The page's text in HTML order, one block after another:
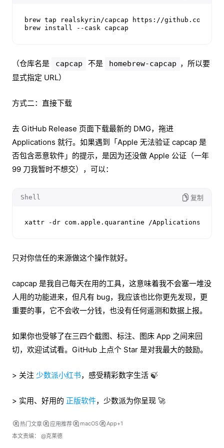
brew tap realskyrin/capcap https://github.com/
brew install --cask capcap
（仓库名是 capcap 不是 homebrew-capcap ，所以要
显式指定 URL）
方式二：直接下载
去 GitHub Release 页面下载最新的 DMG，拖进
Applications 就行。如果遇到「Apple 无法验证 capcap 是
否包含恶意软件」的提示，是因为还没做 Apple 公证（一年
99 刀我暂时不想交），可以：
Shell 复制
xattr -dr com.apple.quarantine /Applications/
只对你信任的来源做这个操作就好。
capcap 是我自己每天在用的工具，这意味着我不会塞一堆没
人用的功能进来，但凡有 bug，我应该也比你更先发现，更
重要的事，它不会收一分钱，也没有任何遥测和数据上报。
如果你也受够了在三四个截图、标注、图床 App 之间来回
切，欢迎试试看。GitHub 上点个 Star 是对我最大的鼓励。
> 关注 少数派小红书，感受精彩数字生活 🍃
> 实用、好用的 正版软件，少数派为你呈现 🚀
热门文章 应用推荐 macOS
App+1
本文责编： @克莱德